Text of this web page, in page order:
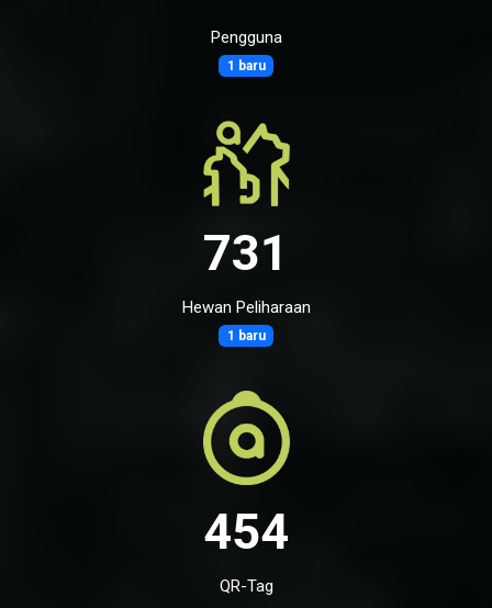
Pengguna
1 baru
731
Hewan Peliharaan
1 baru
454
QR-Tag